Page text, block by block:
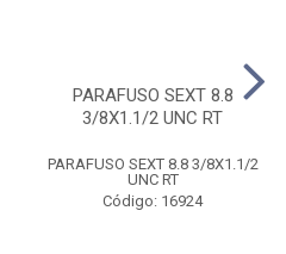
PARAFUSO SEXT 8.8
3/8X1.1/2 UNC RT
PARAFUSO SEXT 8.8 3/8X1.1/2
UNC RT
Código: 16924